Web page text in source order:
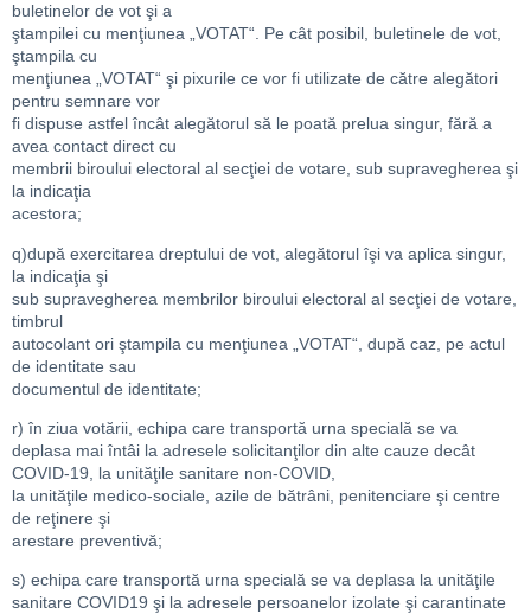
buletinelor de vot şi a
ştampilei cu menţiunea „VOTAT“. Pe cât posibil, buletinele de vot,
ştampila cu
menţiunea „VOTAT“ şi pixurile ce vor fi utilizate de către alegători
pentru semnare vor
fi dispuse astfel încât alegătorul să le poată prelua singur, fără a
avea contact direct cu
membrii biroului electoral al secţiei de votare, sub supravegherea şi
la indicaţia
acestora;
q)după exercitarea dreptului de vot, alegătorul îşi va aplica singur,
la indicaţia şi
sub supravegherea membrilor biroului electoral al secţiei de votare,
timbrul
autocolant ori ştampila cu menţiunea „VOTAT“, după caz, pe actul
de identitate sau
documentul de identitate;
r) în ziua votării, echipa care transportă urna specială se va
deplasa mai întâi la adresele solicitanţilor din alte cauze decât
COVID-19, la unităţile sanitare non-COVID,
la unităţile medico-sociale, azile de bătrâni, penitenciare şi centre
de reţinere şi
arestare preventivă;
s) echipa care transportă urna specială se va deplasa la unităţile
sanitare COVID19 şi la adresele persoanelor izolate şi carantinate